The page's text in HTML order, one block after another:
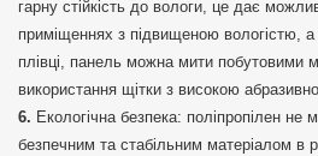
гарну стійкість до вологи, це дає
приміщеннях з підвищеною вологістю,
плівці, панель можна мити побутовими
використання щітки з високою
Екологічна безпека: поліпропілен не
безпечним та стабільним матеріалом в